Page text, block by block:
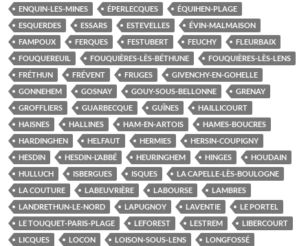
ENQUIN-LES-MINES
ÉPERLECQUES
ÉQUIHEN-PLAGE
ESQUERDES
ESSARS ESTEVELLES
ÉVIN-MALMAISON
FAMPOUX
FERQUES FESTUBERT FEUCHY
FLEURBAIX
FOUQUEREUIL
FOUQUIÈRES-LÈS-BÉTHUNE
FOUQUIÈRES-LÈS-LENS
FRÉTHUN
FRÉVENT FRUGES
GIVENCHY-EN-GOHELLE
GONNEHEM
GOSNAY GOUY-SOUS-BELLONNE
GRENAY
GROFFLIERS
GUARBECQUE GUÎNES
HAILLICOURT
HAISNES
HALLINES HAM-EN-ARTOIS
HAMES-BOUCRES
HARDINGHEN
HELFAUT HERMIES
HERSIN-COUPIGNY
HESDIN
HESDIN-L’ABBÉ HEURINGHEM HINGES
HOUDAIN
HULLUCH
ISBERGUES ISQUES
LA CAPELLE-LÈS-BOULOGNE
LA COUTURE
LABEUVRIÈRE LABOURSE
LAMBRES
LANDRETHUN-LE-NORD
LAPUGNOY LAVENTIE
LE PORTEL
LE TOUQUET-PARIS-PLAGE
LEFOREST LESTREM
LIBERCOURT
LICQUES
LOCON LOISON-SOUS-LENS
LONGFOSSÉ